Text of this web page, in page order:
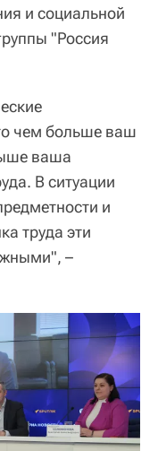
и социальной
"Россия
чем больше ваш
ваша
В ситуации
и
труда эти
–